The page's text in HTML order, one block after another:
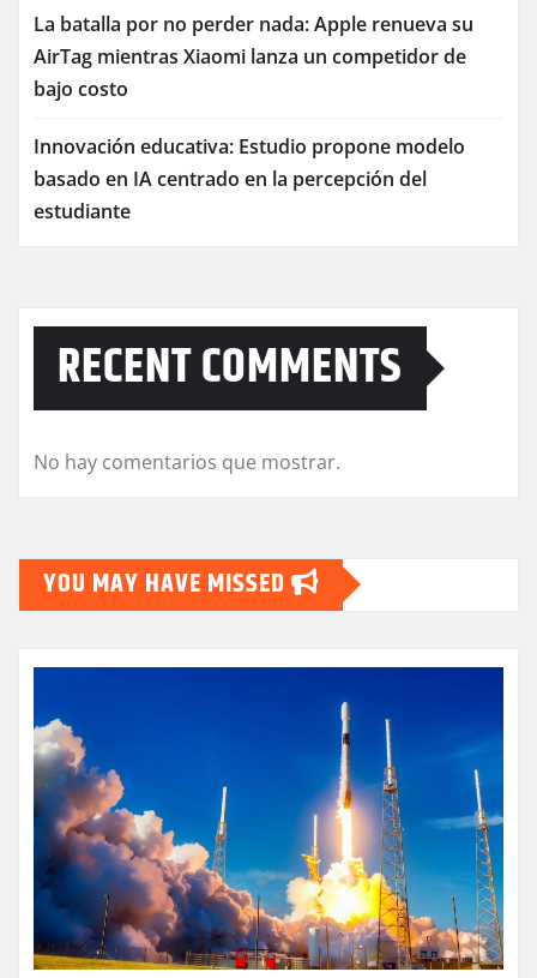
La batalla por no perder nada: Apple renueva su
AirTag mientras Xiaomi lanza un competidor de
bajo costo
Innovación educativa: Estudio propone modelo
basado en IA centrado en la percepción del
estudiante
RECENT COMMENTS
No hay comentarios que mostrar.
YOU MAY HAVE MISSED